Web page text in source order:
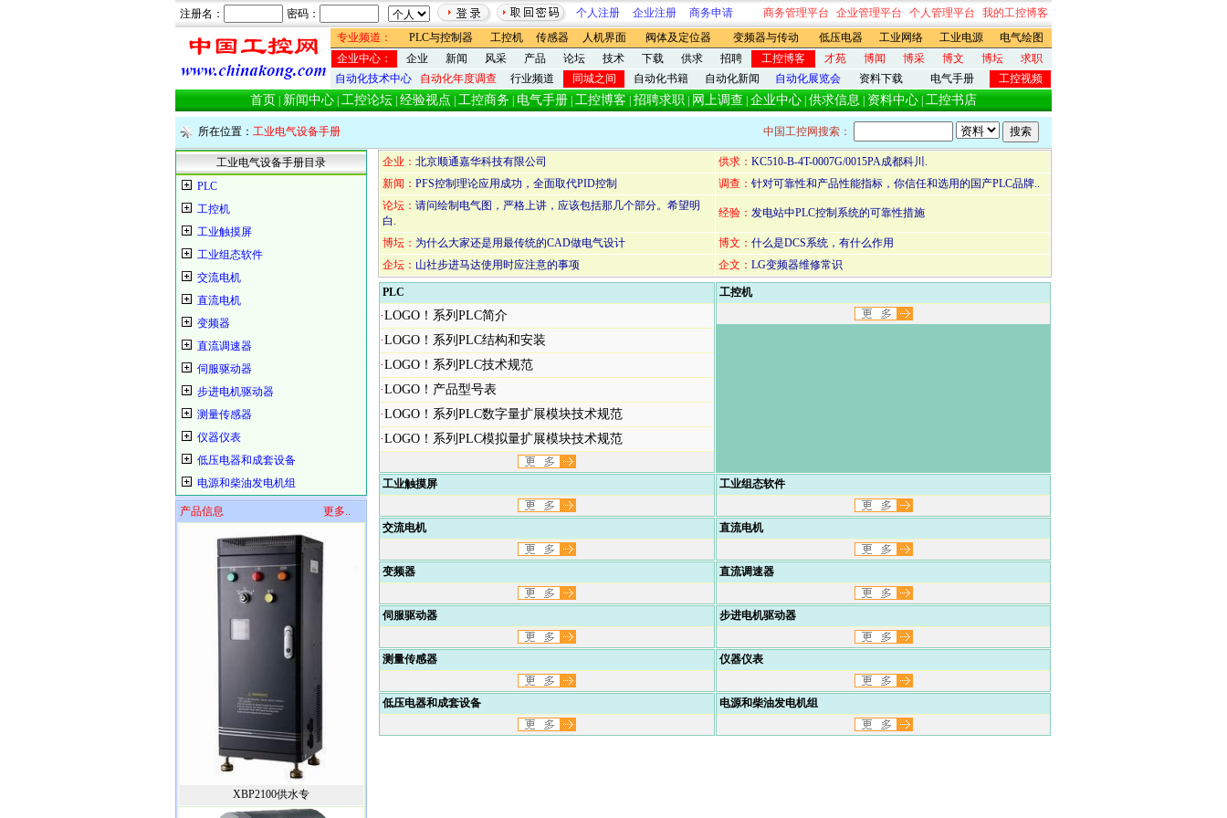
注册名： 密码： 个人注册 企业注册 商务申请 商务管理平台 企业管理平台 个人管理平台
我的工控博客
专业频道：
PLC与控制器 工控机 传感器 人机界面 阀体及定位器 变频器与传动 低压电器 工业网络 工业电源
电气绘图
企业中心：
企业 新闻 风采 产品 论坛 技术 下载 供求 招聘 工控博客 才苑 博闻 博采 博文 博坛
求职
自动化技术中心
自动化年度调查 行业频道 同城之间 自动化书籍 自动化新闻 自动化展览会 资料下载 电气手册 工控视频
首页 新闻中心 工控论坛 经验视点 工控商务 电气手册 工控博客 招聘求职 网上调查 企业中心 供求信息 资料中心 工控书店
所在位置： 工业电气设备手册 中国工控网搜索：
工业电气设备手册目录
PLC
工控机
工业触摸屏
工业组态软件
交流电机
直流电机
变频器
直流调速器
伺服驱动器
步进电机驱动器
测量传感器
仪器仪表
低压电器和成套设备
电源和柴油发电机组
产品信息 更多..
XBP2100供水专
企业： 北京顺通嘉华科技有限公司 供求： KC510-B-4T-0007G/0015PA成都科川.
新闻： PFS控制理论应用成功，全面取代PID控制 调查： 针对可靠性和产品性能指标，你信任和选用的国产PLC品牌..
论坛： 请问绘制电气图，严格上讲，应该包括那几个部分。希望明
白.
经验： 发电站中PLC控制系统的可靠性措施
博坛： 为什么大家还是用最传统的CAD做电气设计 博文： 什么是DCS系统，有什么作用
企坛： 山社步进马达使用时应注意的事项 企文： LG变频器维修常识
PLC
·LOGO！系列PLC简介
·LOGO！系列PLC结构和安装
·LOGO！系列PLC技术规范
·LOGO！产品型号表
·LOGO！系列PLC数字量扩展模块技术规范
·LOGO！系列PLC模拟量扩展模块技术规范
工控机
工业触摸屏 工业组态软件
交流电机 直流电机
变频器 直流调速器
伺服驱动器 步进电机驱动器
测量传感器 仪器仪表
低压电器和成套设备 电源和柴油发电机组